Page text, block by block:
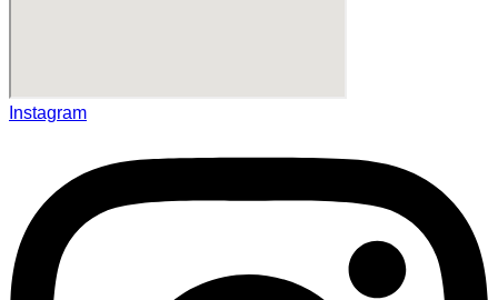
Instagram